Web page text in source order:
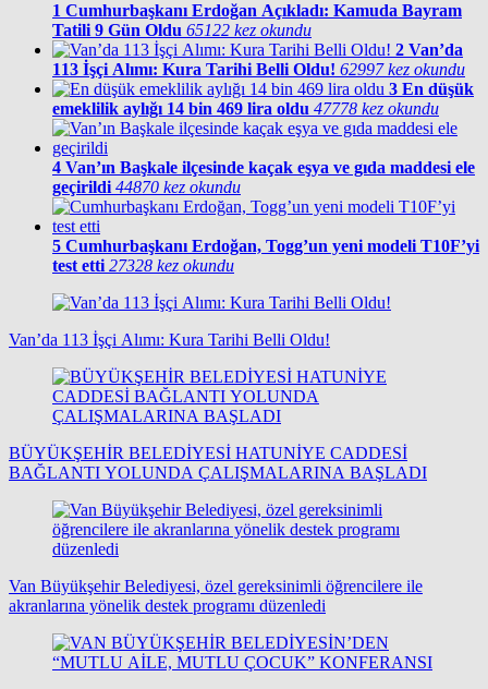
1 Cumhurbaşkanı Erdoğan Açıkladı: Kamuda Bayram
Tatili 9 Gün Oldu 65122 kez okundu
2 Van’da
113 İşçi Alımı: Kura Tarihi Belli Oldu! 62997 kez okundu
3 En düşük
emeklilik aylığı 14 bin 469 lira oldu 47778 kez okundu
4 Van’ın Başkale ilçesinde kaçak eşya ve gıda maddesi ele
geçirildi 44870 kez okundu
5 Cumhurbaşkanı Erdoğan, Togg’un yeni modeli T10F’yi
test etti 27328 kez okundu
Van’da 113 İşçi Alımı: Kura Tarihi Belli Oldu!
BÜYÜKŞEHİR BELEDİYESİ HATUNİYE CADDESİ
BAĞLANTI YOLUNDA ÇALIŞMALARINA BAŞLADI
Van Büyükşehir Belediyesi, özel gereksinimli öğrencilere ile
akranlarına yönelik destek programı düzenledi